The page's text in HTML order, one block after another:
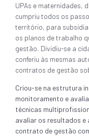
UPAs e maternidades,
cumpriu todos os
território, para
os planos de trabalho
gestão. Dividiu-se a
conferiu às mesmas
contratos de gestão
Criou-se na estrutura
monitoramento e
técnicas
avaliar os resultados
contrato de gestão